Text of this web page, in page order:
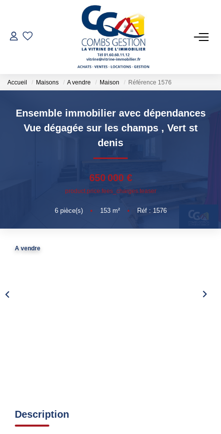
VENTES
LOCATIONS
GESTION LOCATIVE
ESTIMATION
Qui Sommes-Nous
Notre Équipe
Accueil Maisons A vendre Maison Référence 1576
Ensemble immobilier avec dépendances
Vue dégagée sur les champs , Vert st
denis
650 000 €
product.price.fees_charges.teaser
6pièce(s) • 153m² • Réf : 1576
A vendre
Description